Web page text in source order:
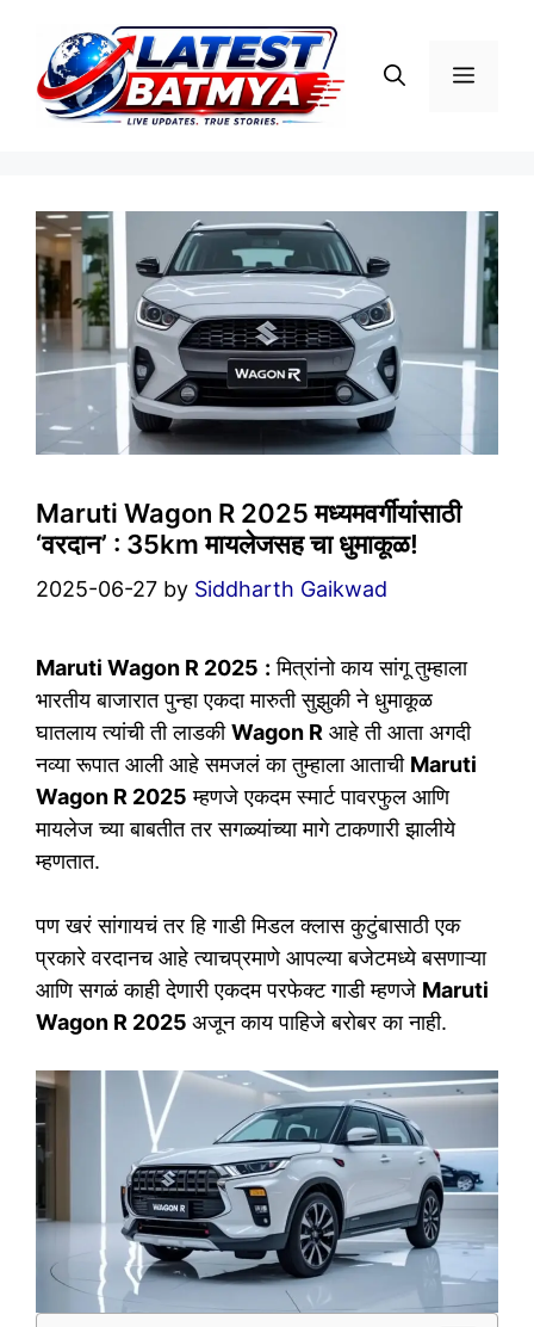
content
Menu
Maruti Wagon R 2025 मध्यमवर्गीयांसाठी
‘वरदान’ : 35km मायलेजसह चा धुमाकूळ!
2025-06-27 by Siddharth Gaikwad
Maruti Wagon R 2025 : मित्रांनो काय सांगू तुम्हाला
भारतीय बाजारात पुन्हा एकदा मारुती सुझुकी ने धुमाकूळ
घातलाय त्यांची ती लाडकीWagon R आहे ती आता अगदी
नव्या रूपात आली आहे समजलं का तुम्हाला आताची Maruti
Wagon R 2025 म्हणजे एकदम स्मार्ट पावरफुल आणि
मायलेज च्या बाबतीत तर सगळ्यांच्या मागे टाकणारी झालीये
म्हणतात.
पण खरं सांगायचं तर हि गाडी मिडल क्लास कुटुंबासाठी एक
प्रकारे वरदानच आहे त्याचप्रमाणे आपल्या बजेटमध्ये बसणाऱ्या
आणि सगळं काही देणारी एकदम परफेक्ट गाडी म्हणजे Maruti
Wagon R 2025 अजून काय पाहिजे बरोबर का नाही.